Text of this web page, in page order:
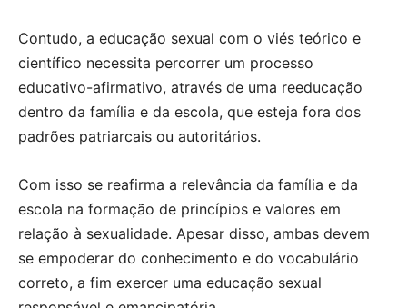
Contudo, a educação sexual com o viés teórico e
científico necessita percorrer um processo
educativo-afirmativo, através de uma reeducação
dentro da família e da escola, que esteja fora dos
padrões patriarcais ou autoritários.
Com isso se reafirma a relevância da família e da
escola na formação de princípios e valores em
relação à sexualidade. Apesar disso, ambas devem
se empoderar do conhecimento e do vocabulário
correto, a fim exercer uma educação sexual